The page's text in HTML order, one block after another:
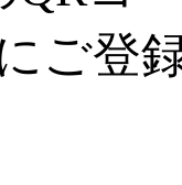
ご登